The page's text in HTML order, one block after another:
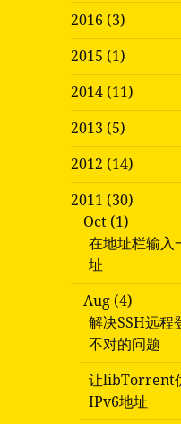
2016 (3)
2015 (1)
2014 (11)
2013 (5)
2012 (14)
2011 (30)
Oct (1)
在地址栏输入
址
Aug (4)
解决SSH远程
不对的问题
让libTorrent
IPv6地址